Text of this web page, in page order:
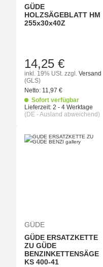
GÜDE
HOLZSÄGEBLATT HM
255x30x40Z
14,25 €
inkl. 19% USt. zzgl. Versand
(GLS)
Netto: 11,97 €
Sofort verfügbar
Lieferzeit: 2 - 4 Werktage
(DE - Ausland abweichend)
GÜDE
GÜDE ERSATZKETTE
ZU GÜDE
BENZINKETTENSÄGE
KS 400-41